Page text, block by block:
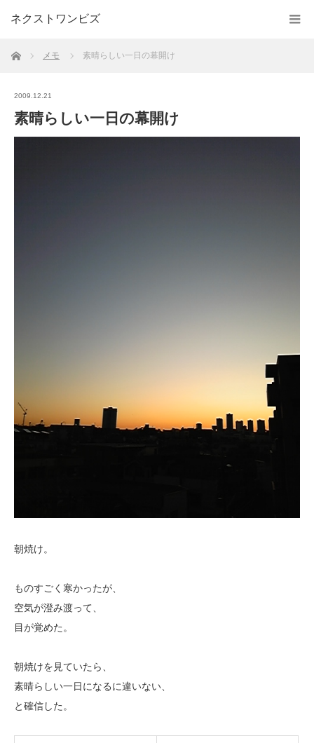
ネクストワンビズ
ホーム メモ 素晴らしい一日の幕開け
2009.12.21
素晴らしい一日の幕開け
朝焼け。
ものすごく寒かったが、
空気が澄み渡って、
目が覚めた。
朝焼けを見ていたら、
素晴らしい一日になるに違いない、
と確信した。